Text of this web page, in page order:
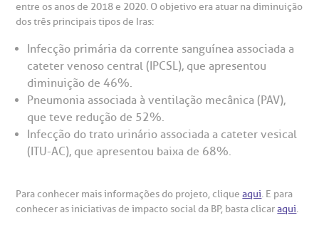
entre os anos de 2018 e 2020. O objetivo era atuar na diminuição
dos três principais tipos de Iras:
Infecção primária da corrente sanguínea associada a
cateter venoso central (IPCSL), que apresentou
diminuição de 46%.
Pneumonia associada à ventilação mecânica (PAV),
que teve redução de 52%.
Infecção do trato urinário associada a cateter vesical
(ITU-AC), que apresentou baixa de 68%.
Para conhecer mais informações do projeto, cliqueaqui. E para
conhecer as iniciativas de impacto social da BP, basta clicaraqui.